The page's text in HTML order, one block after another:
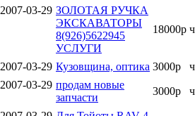
2007-03-29 ЗОЛОТАЯ РУЧКА
ЭКСКАВАТОРЫ
8(926)5622945
УСЛУГИ
18000р
2007-03-29 Кузовщина, оптика 3000р
2007-03-29 продам новые
запчасти
3000р